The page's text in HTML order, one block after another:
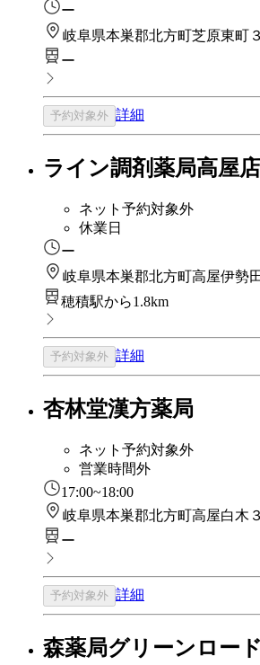
ー
岐阜県本巣郡北方町芝原東町
ー
予約対象外 詳細
ライン調剤薬局高屋店
ネット予約対象外
休業日
ー
岐阜県本巣郡北方町高屋伊勢
穂積駅から1.8km
予約対象外 詳細
杏林堂漢方薬局
ネット予約対象外
営業時間外
17:00~18:00
岐阜県本巣郡北方町高屋白木
ー
予約対象外 詳細
森薬局グリーンロー